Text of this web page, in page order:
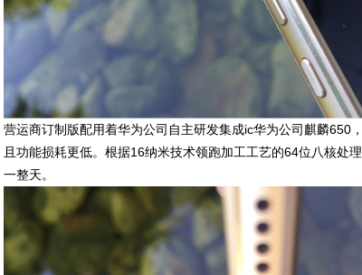
营运商订制版配用着华为公司自主研发集成ic华为公司麒麟650
且功能损耗更低。根据16纳米技术领跑加工工艺的64位八核处
一整天。